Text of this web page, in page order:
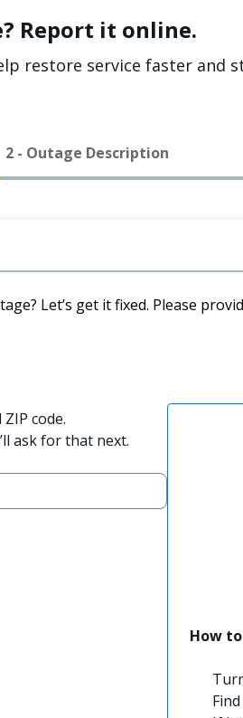
Report it online.
restore service faster and
2 - Outage Description
Let’s get it fixed. Please
code.
ask for that next.
How